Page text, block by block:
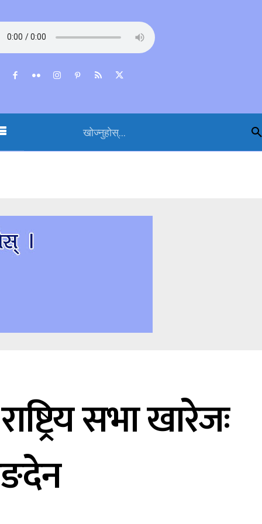
खोज्नुहोस्...
सभा खारेजः